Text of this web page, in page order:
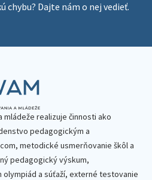
chybu? Dajte nám o nej vedieť.
mládeže realizuje činnosti ako
pedagogickým a
metodické usmerňovanie škôl a
pedagogický výskum,
a súťaží, externé testovanie